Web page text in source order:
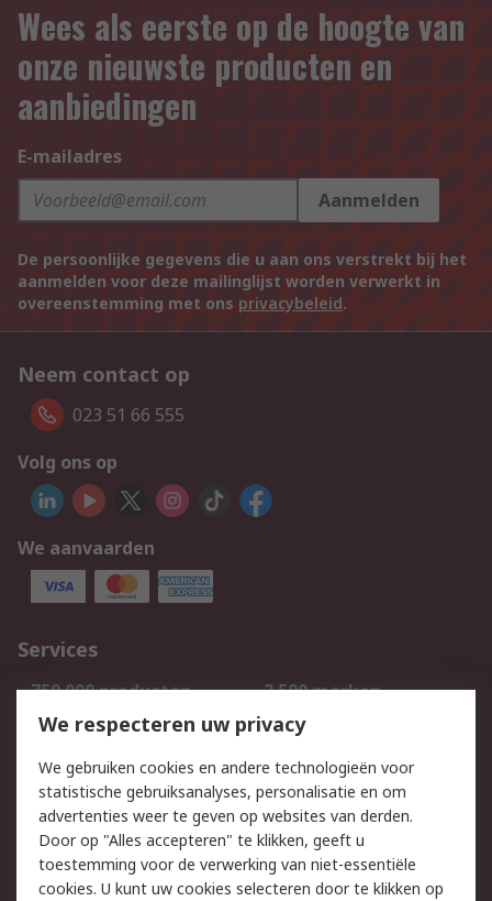
Wees als eerste op de hoogte van
onze nieuwste producten en
aanbiedingen
E-mailadres
Aanmelden
De persoonlijke gegevens die u aan ons verstrekt bij het
aanmelden voor deze mailinglijst worden verwerkt in
overeenstemming met ons privacybeleid.
Neem contact op
023 51 66 555
Volg ons op
We aanvaarden
Services
750.000 producten
2.500 merken
Bestellen
Inkoopoplossingen
Track & Trace
Wettelijk
Cookiebeleid
Email veiligheid
We respecteren uw privacy
We gebruiken cookies en andere technologieën voor
statistische gebruiksanalyses, personalisatie en om
advertenties weer te geven op websites van derden.
Door op "Alles accepteren" te klikken, geeft u
toestemming voor de verwerking van niet-essentiële
cookies. U kunt uw cookies selecteren door te klikken op